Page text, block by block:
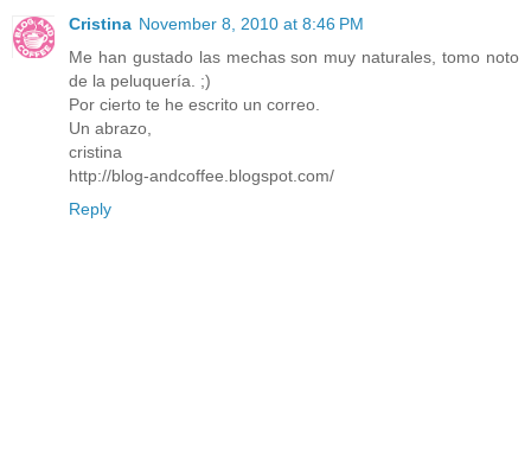
Cristina November 8, 2010 at 8:46 PM
Me han gustado las mechas son muy naturales, tomo noto
de la peluquería. ;)
Por cierto te he escrito un correo.
Un abrazo,
cristina
http://blog-andcoffee.blogspot.com/
Reply